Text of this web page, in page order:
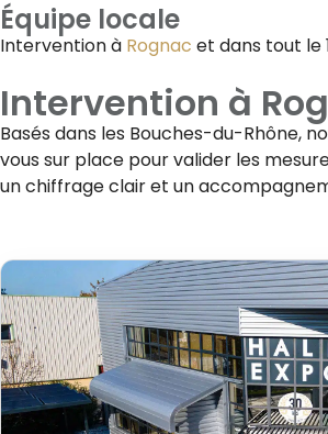
Équipe locale
Intervention à Rognac et dans tout le
Intervention à
Basés dans les Bouches-du-Rhône,
vous sur place pour valider les
un chiffrage clair et un